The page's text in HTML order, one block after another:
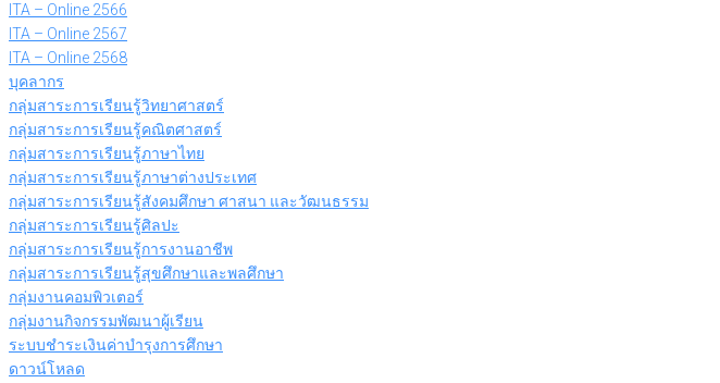
ITA – Online 2566
ITA – Online 2567
ITA – Online 2568
บุคลากร
กลุ่มสาระการเรียนรู้วิทยาศาสตร์
กลุ่มสาระการเรียนรู้คณิตศาสตร์
กลุ่มสาระการเรียนรู้ภาษาไทย
กลุ่มสาระการเรียนรู้ภาษาต่างประเทศ
กลุ่มสาระการเรียนรู้สังคมศึกษา ศาสนา และวัฒนธรรม
กลุ่มสาระการเรียนรู้ศิลปะ
กลุ่มสาระการเรียนรู้การงานอาชีพ
กลุ่มสาระการเรียนรู้สุขศึกษาและพลศึกษา
กลุ่มงานคอมพิวเตอร์
กลุ่มงานกิจกรรมพัฒนาผู้เรียน
ระบบชำระเงินค่าบำรุงการศึกษา
ดาวน์โหลด